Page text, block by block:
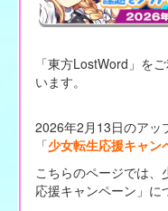
「東方LostWord」を
います。
2026年2月13日のアッ
「少女転生応援キャン
こちらのページでは
応援キャンペーン」に